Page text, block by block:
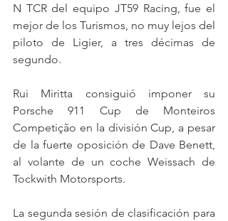
N TCR del equipo JT59 Racing, fue el
mejor de los Turismos, no muy lejos del
piloto de Ligier, a tres décimas de
segundo.
Rui Miritta consiguió imponer su
Porsche 911 Cup de Monteiros
Competição en la división Cup, a pesar
de la fuerte oposición de Dave Benett,
al volante de un coche Weissach de
Tockwith Motorsports.
La segunda sesión de clasificación para